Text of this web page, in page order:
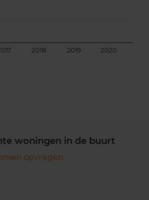
2018 2019 2020
woningen in de buurt
opvragen